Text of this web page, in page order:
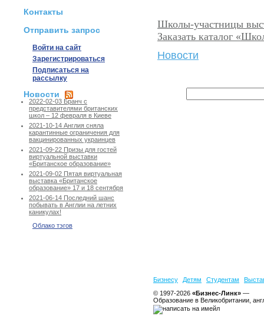
Контакты
Отправить запрос
Войти на сайт
Зарегистрироваться
Подписаться на
рассылку
Новости
2022-02-03 Бранч с
представителями британских
школ – 12 февраля в Киеве
2021-10-14 Англия сняла
карантинные ограничения для
вакцинированных украинцев
2021-09-22 Призы для гостей
виртуальной выставки
«Британское образование»
2021-09-02 Пятая виртуальная
выставка «Британское
образование» 17 и 18 сентября
2021-06-14 Последний шанс
побывать в Англии на летних
каникулах!
Облако тэгов
Школы-участницы
Заказать каталог
Новости
Бизнесу Детям Студентам
© 1997-2026 «Бизнес-Линк» —
Образование в Великобритании,